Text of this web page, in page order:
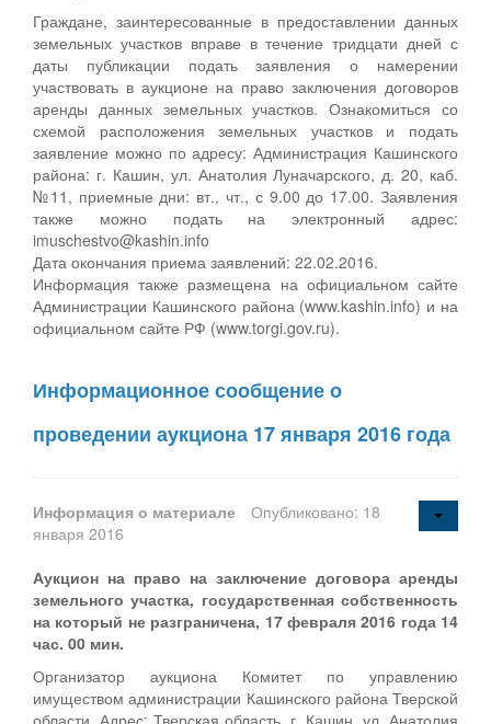
Граждане, заинтересованные в предоставлении данных
земельных участков вправе в течение тридцати дней с
даты публикации подать заявления о намерении
участвовать в аукционе на право заключения договоров
аренды данных земельных участков. Ознакомиться со
схемой расположения земельных участков и подать
заявление можно по адресу: Администрация Кашинского
района: г. Кашин, ул. Анатолия Луначарского, д. 20, каб.
№11, приемные дни: вт., чт., с 9.00 до 17.00. Заявления
также можно подать на электронный адрес:
imuschestvo@kashin.info
Дата окончания приема заявлений: 22.02.2016.
Информация также размещена на официальном сайте
Администрации Кашинского района (www.kashin.info) и на
официальном сайте РФ (www.torgi.gov.ru).
Информационное сообщение о
проведении аукциона 17 января 2016 года
Информация о материале
Опубликовано: 18
января 2016
Аукцион на право на заключение договора аренды
земельного участка, государственная собственность
на который не разграничена, 17 февраля 2016 года 14
час. 00 мин.
Организатор аукциона Комитет по управлению
имуществом администрации Кашинского района Тверской
области. Адрес: Тверская область, г. Кашин, ул. Анатолия